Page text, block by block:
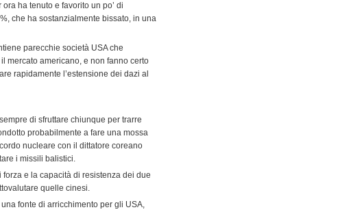
ha tenuto e favorito un po’ di
che ha sostanzialmente bissato, in una
parecchie società USA che
mercato americano, e non fanno certo
rapidamente l’estensione dei dazi al
di sfruttare chiunque per trarre
probabilmente a fare una mossa
nucleare con il dittatore coreano
i missili balistici.
e la capacità di resistenza dei due
quelle cinesi.
fonte di arricchimento per gli USA,